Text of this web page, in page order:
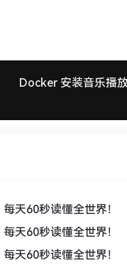
Docker 安装音乐播
天60秒读懂全世界！
天60秒读懂全世界！
天60秒读懂全世界！